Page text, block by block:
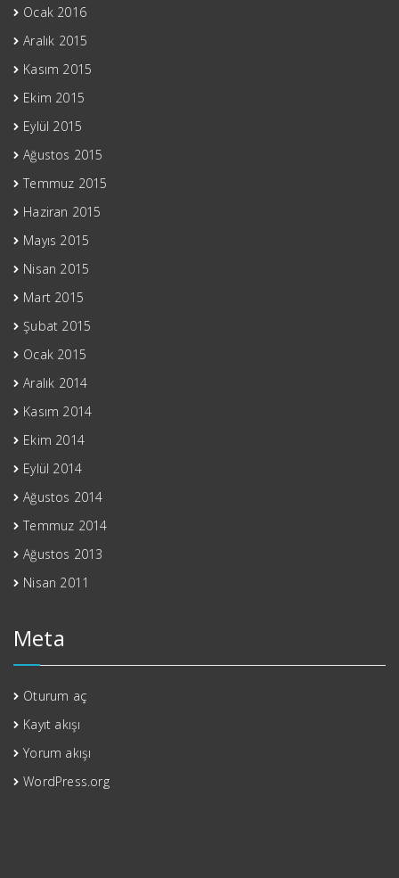
Ocak 2016
Aralık 2015
Kasım 2015
Ekim 2015
Eylül 2015
Ağustos 2015
Temmuz 2015
Haziran 2015
Mayıs 2015
Nisan 2015
Mart 2015
Şubat 2015
Ocak 2015
Aralık 2014
Kasım 2014
Ekim 2014
Eylül 2014
Ağustos 2014
Temmuz 2014
Ağustos 2013
Nisan 2011
Meta
Oturum aç
Kayıt akışı
Yorum akışı
WordPress.org